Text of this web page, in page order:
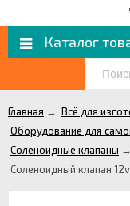
Каталог
Главная → Всё для
Оборудование для
Соленоидные клапаны →
Соленоидный клапан